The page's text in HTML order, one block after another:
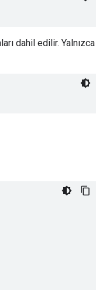
dahil edilir. Yalnızca